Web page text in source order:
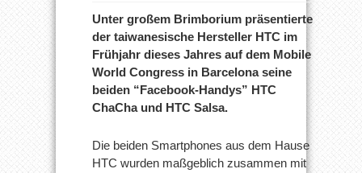
Unter großem Brimborium präsentierte
der taiwanesische Hersteller HTC im
Frühjahr dieses Jahres auf dem Mobile
World Congress in Barcelona seine
beiden “Facebook-Handys” HTC
ChaCha und HTC Salsa.
Die beiden Smartphones aus dem Hause
HTC wurden maßgeblich zusammen mit